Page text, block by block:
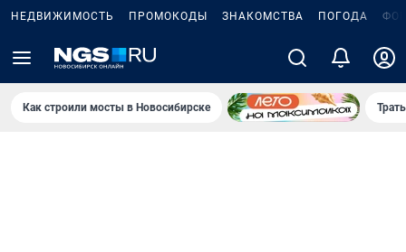
НЕДВИЖИМОСТЬ ПРОМОКОДЫ ЗНАКОМСТВА ПОГОДА
Как строили мосты в Новосибирске